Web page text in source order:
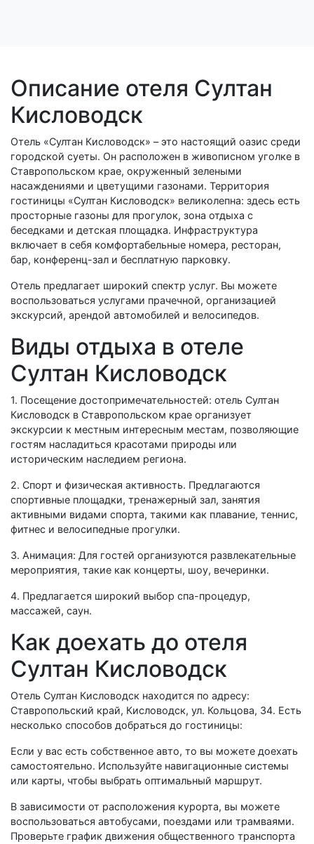
Описание отеля Султан
Кисловодск
Отель «Султан Кисловодск» – это настоящий оазис среди
городской суеты. Он расположен в живописном уголке в
Ставропольском крае, окруженный зелеными
насаждениями и цветущими газонами. Территория
гостиницы «Султан Кисловодск» великолепна: здесь есть
просторные газоны для прогулок, зона отдыха с
беседками и детская площадка. Инфраструктура
включает в себя комфортабельные номера, ресторан,
бар, конференц-зал и бесплатную парковку.
Отель предлагает широкий спектр услуг. Вы можете
воспользоваться услугами прачечной, организацией
экскурсий, арендой автомобилей и велосипедов.
Виды отдыха в отеле
Султан Кисловодск
1. Посещение достопримечательностей: отель Султан
Кисловодск в Ставропольском крае организует
экскурсии к местным интересным местам, позволяющие
гостям насладиться красотами природы или
историческим наследием региона.
2. Спорт и физическая активность. Предлагаются
спортивные площадки, тренажерный зал, занятия
активными видами спорта, такими как плавание, теннис,
фитнес и велосипедные прогулки.
3. Анимация: Для гостей организуются развлекательные
мероприятия, такие как концерты, шоу, вечеринки.
4. Предлагается широкий выбор спа-процедур,
массажей, саун.
Как доехать до отеля
Султан Кисловодск
Отель Султан Кисловодск находится по адресу:
Ставропольский край, Кисловодск, ул. Кольцова, 34. Есть
несколько способов добраться до гостиницы:
Если у вас есть собственное авто, то вы можете доехать
самостоятельно. Используйте навигационные системы
или карты, чтобы выбрать оптимальный маршрут.
В зависимости от расположения курорта, вы можете
воспользоваться автобусами, поездами или трамваями.
Проверьте график движения общественного транспорта